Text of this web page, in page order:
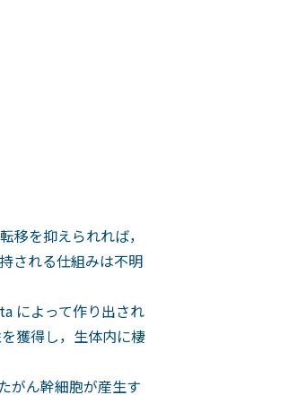
を抑えられれば，
される仕組みは不明
によって作り出され
獲得し，生体内に棲
がん幹細胞が産生す